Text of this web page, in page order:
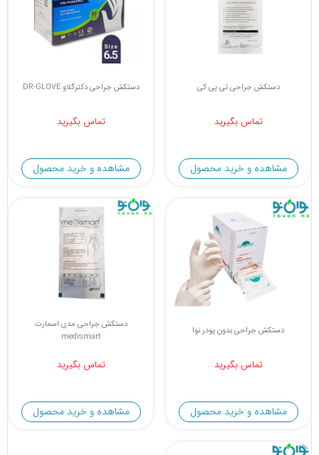
دستکش جراحی تی پی کی
تماس بگیرید
مشاهده و خرید محصول
دستکش جراحی دکترگلاو DR-GLOVE
تماس بگیرید
مشاهده و خرید محصول
دستکش جراحی بدون پودر نوا
تماس بگیرید
مشاهده و خرید محصول
دستکش جراحی مدی اسمارت
medismart
تماس بگیرید
مشاهده و خرید محصول